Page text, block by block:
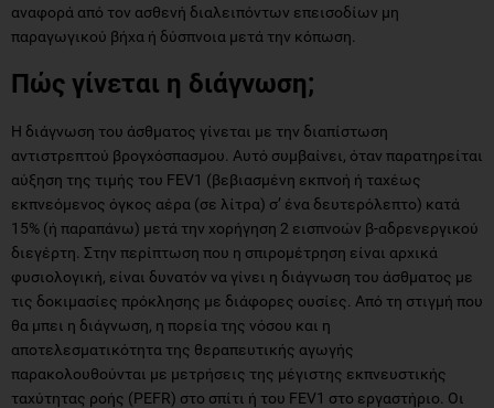
αναφορά από τον ασθενή διαλειπόντων επεισοδίων μη
παραγωγικού βήχα ή δύσπνοια μετά την κόπωση.
Πώς γίνεται η διάγνωση;
Η διάγνωση του άσθματος γίνεται με την διαπίστωση
αντιστρεπτού βρογχόσπασμου. Αυτό συμβαίνει, όταν παρατηρείται
αύξηση της τιμής του FEV1 (βεβιασμένη εκπνοή ή ταχέως
εκπνεόμενος όγκος αέρα (σε λίτρα) σ’ ένα δευτερόλεπτο) κατά
15% (ή παραπάνω) μετά την χορήγηση 2 εισπνοών β-αδρενεργικού
διεγέρτη. Στην περίπτωση που η σπιρομέτρηση είναι αρχικά
φυσιολογική, είναι δυνατόν να γίνει η διάγνωση του άσθματος με
τις δοκιμασίες πρόκλησης με διάφορες ουσίες. Από τη στιγμή που
θα μπει η διάγνωση, η πορεία της νόσου και η
αποτελεσματικότητα της θεραπευτικής αγωγής
παρακολουθούνται με μετρήσεις της μέγιστης εκπνευστικής
ταχύτητας ροής (PEFR) στο σπίτι ή του FEV1 στο εργαστήριο. Οι